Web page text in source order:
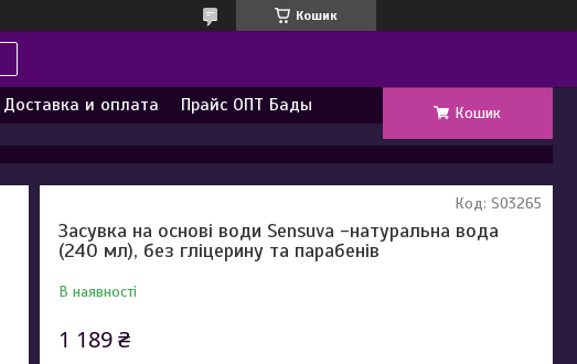
Кошик
Доставка и оплата Прайс ОПТ Бады Кошик
Засувка на основі води Sensuva -натуральна вода
(240 мл), без гліцерину та парабенів
В наявності
Код: SO3265
1 189 ₴